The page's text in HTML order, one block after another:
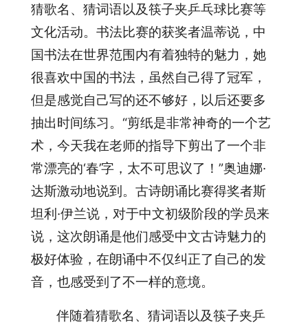
猜歌名、猜词语以及筷子夹乒乓球比赛等
文化活动。书法比赛的获奖者温蒂说，中
国书法在世界范围内有着独特的魅力，她
很喜欢中国的书法，虽然自己得了冠军，
但是感觉自己写的还不够好，以后还要多
抽出时间练习。“剪纸是非常神奇的一个艺
术，今天我在老师的指导下剪出了一个非
常漂亮的‘春’字，太不可思议了！”奥迪娜·
达斯激动地说到。古诗朗诵比赛得奖者斯
坦利·伊兰说，对于中文初级阶段的学员来
说，这次朗诵是他们感受中文古诗魅力的
极好体验，在朗诵中不仅纠正了自己的发
音，也感受到了不一样的意境。
伴随着猜歌名、猜词语以及筷子夹乒